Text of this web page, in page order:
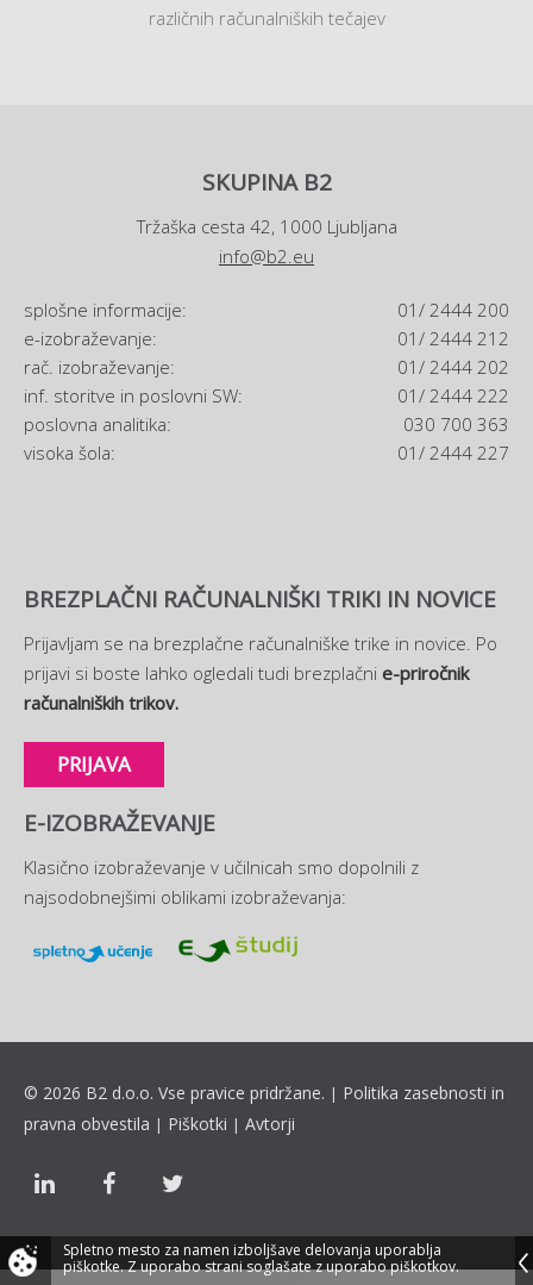
različnih računalniških tečajev
SKUPINA B2
Tržaška cesta 42, 1000 Ljubljana
info@b2.eu
splošne informacije:
01/ 2444 200
e-izobraževanje:
01/ 2444 212
rač. izobraževanje:
01/ 2444 202
inf. storitve in poslovni SW:
01/ 2444 222
poslovna analitika:
030 700 363
visoka šola:
01/ 2444 227
BREZPLAČNI RAČUNALNIŠKI TRIKI IN NOVICE
Prijavljam se na brezplačne računalniške trike in novice. Po
prijavi si boste lahko ogledali tudi brezplačni e-priročnik
računalniških trikov.
PRIJAVA
E-IZOBRAŽEVANJE
Klasično izobraževanje v učilnicah smo dopolnili z
najsodobnejšimi oblikami izobraževanja:
© 2026 B2 d.o.o. Vse pravice pridržane. | Politika zasebnosti in
pravna obvestila | Piškotki | Avtorji
Spletno mesto za namen izboljšave delovanja uporablja
piškotke.Z uporabo strani soglašate z uporabo piškotkov.